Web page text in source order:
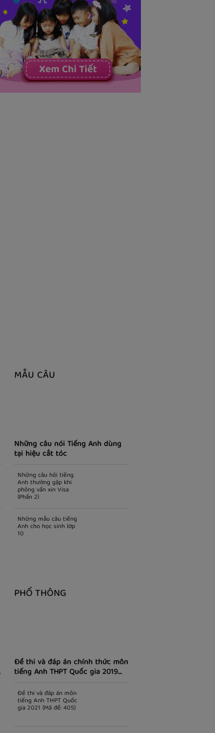
MẪU CÂU
Những câu nói Tiếng Anh dùng
tại hiệu cắt tóc
Những câu hỏi tiếng
Anh thường gặp khi
phỏng vấn xin Visa
(Phần 2)
Những mẫu câu tiếng
Anh cho học sinh lớp
10
PHỔ THÔNG
Đề thi và đáp án chính thức môn
tiếng Anh THPT Quốc gia 2019
Đề thi và đáp án môn
tiếng Anh THPT Quốc
gia 2021 (Mã đề: 405)